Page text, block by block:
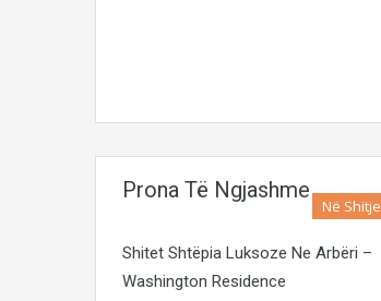
Prona Të Ngjashme
Në Shitje
Shitet Shtëpia Luksoze Ne Arbëri –
Washington Residence